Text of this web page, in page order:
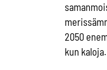
2050
kun kaloja.